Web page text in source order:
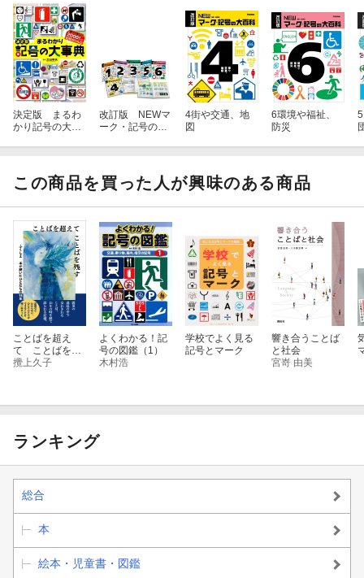
決定版 まるわ
かり記号の大事
改訂版 NEWマ
ーク・記号の大
4街や交通、地
図
6環境や福祉、
防災
この商品を買った人が興味のある商品
ことばを超え
て ことばを残
す
攪上久子
よくわかる！記
号の図鑑（1）
木村浩
学校でよく見る
記号とマーク
響き合うことば
と社会
宮嵜 由美
ランキング
総合
本
絵本・児童書・図鑑